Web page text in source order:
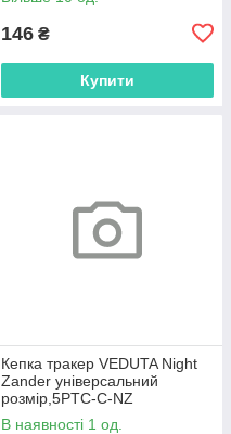
146 ₴
Купити
Кепка тракер VEDUTA Night
Zander універсальний
розмір,5PTC-C-NZ
В наявності 1 од.